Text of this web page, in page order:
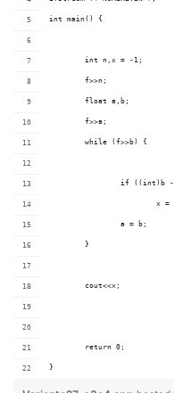
int main() {
	int n,x = -1;
	f>>n;
	float a,b;
	f>>a;
	while (f>>b) {
if ((int)b
x
	 	a = b;
	}
	cout<<x;
	return 0;
}